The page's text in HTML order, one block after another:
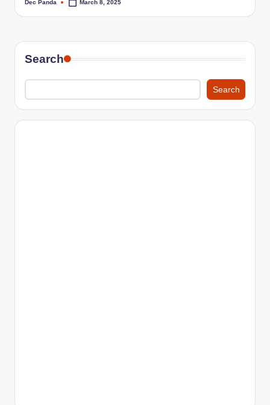
Posted
Dec Panda March 8, 2025
Search
Search